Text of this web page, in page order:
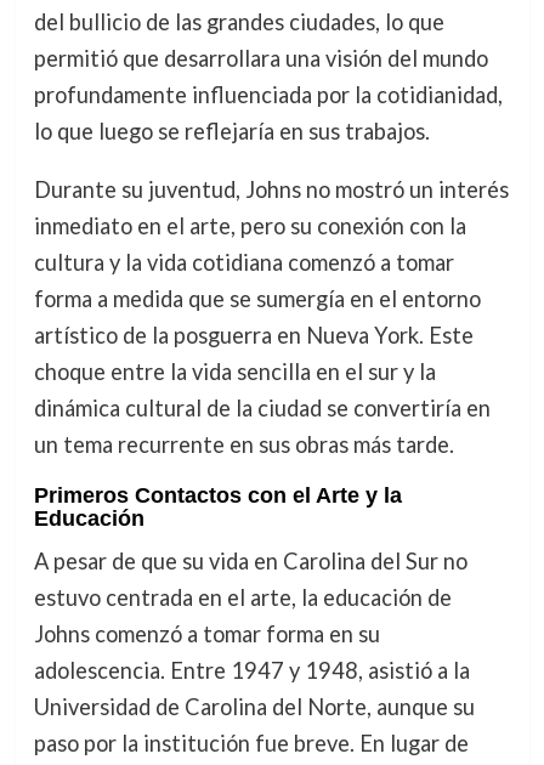
del bullicio de las grandes ciudades, lo que
permitió que desarrollara una visión del mundo
profundamente influenciada por la cotidianidad,
lo que luego se reflejaría en sus trabajos.
Durante su juventud, Johns no mostró un interés
inmediato en el arte, pero su conexión con la
cultura y la vida cotidiana comenzó a tomar
forma a medida que se sumergía en el entorno
artístico de la posguerra en Nueva York. Este
choque entre la vida sencilla en el sur y la
dinámica cultural de la ciudad se convertiría en
un tema recurrente en sus obras más tarde.
Primeros Contactos con el Arte y la
Educación
A pesar de que su vida en Carolina del Sur no
estuvo centrada en el arte, la educación de
Johns comenzó a tomar forma en su
adolescencia. Entre 1947 y 1948, asistió a la
Universidad de Carolina del Norte, aunque su
paso por la institución fue breve. En lugar de